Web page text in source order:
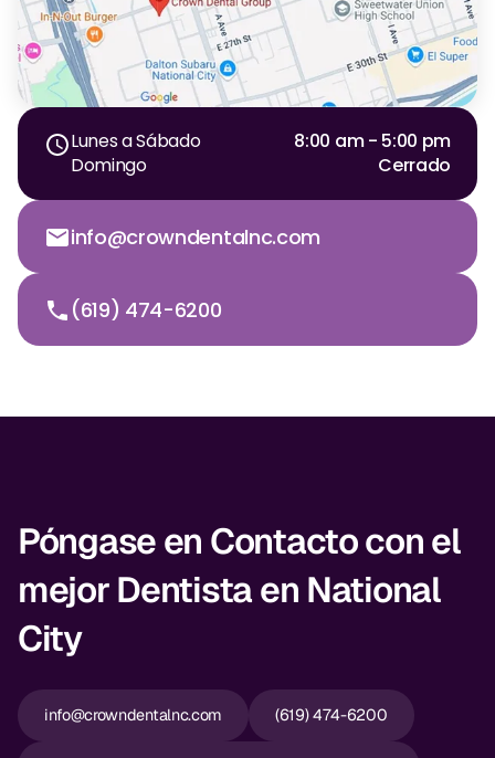
Lunes a Sábado
8:00 am - 5:00 pm
Domingo
Cerrado
info@crowndentalnc.com
(619) 474-6200
Póngase en Contacto con el
mejor Dentista en National
City
info@crowndentalnc.com (619) 474-6200